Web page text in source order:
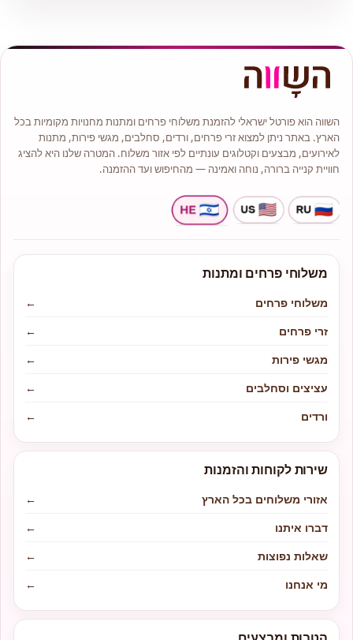
השווה הוא פורטל ישראלי להזמנת משלוחי פרחים ומתנות מחנויות מקומיות בכל
הארץ. באתר ניתן למצוא זרי פרחים, ורדים, סחלבים, מגשי פירות, מתנות
לאירועים, מבצעים וקטלוגים עונתיים לפי אזור משלוח. המטרה שלנו היא להציג
חוויית קנייה ברורה, נוחה ואמינה — מהחיפוש ועד ההזמנה.
משלוחי פרחים ומתנות
משלוחי פרחים
←
זרי פרחים
←
מגשי פירות
←
עציצים וסחלבים
←
ורדים
←
שירות לקוחות והזמנות
אזורי משלוחים בכל הארץ
←
דברו איתנו
←
שאלות נפוצות
←
מי אנחנו
←